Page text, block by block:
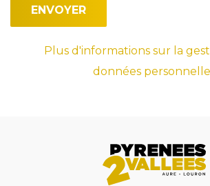
Plus d'informations sur la
données